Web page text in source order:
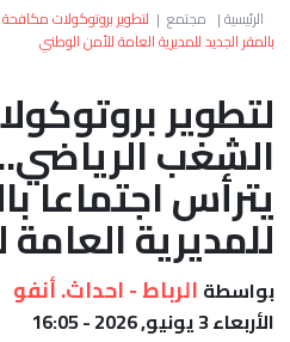
الرئيسية| مجتمع | لتطوير بروتوكولات
بالمقر الجديد للمديرية العامة للأمن الوطني
لتطوير
الشغب
يترأس اجتماعا
للمديرية
بواسطة الرباط - احداث. أنفو
الأربعاء 3 يونيو, 2026 - 16:05